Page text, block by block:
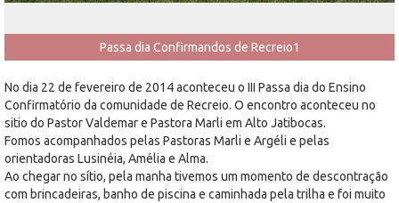
Passa dia Confirmandos de Recreio1
No dia 22 de fevereiro de 2014 aconteceu o III Passa dia do Ensino
Confirmatório da comunidade de Recreio. O encontro aconteceu no
sitio do Pastor Valdemar e Pastora Marli em Alto Jatibocas.
Fomos acompanhados pelas Pastoras Marli e Argéli e pelas
orientadoras Lusinéia, Amélia e Alma.
Ao chegar no sítio, pela manha tivemos um momento de descontração
com brincadeiras, banho de piscina e caminhada pela trilha e foi muito